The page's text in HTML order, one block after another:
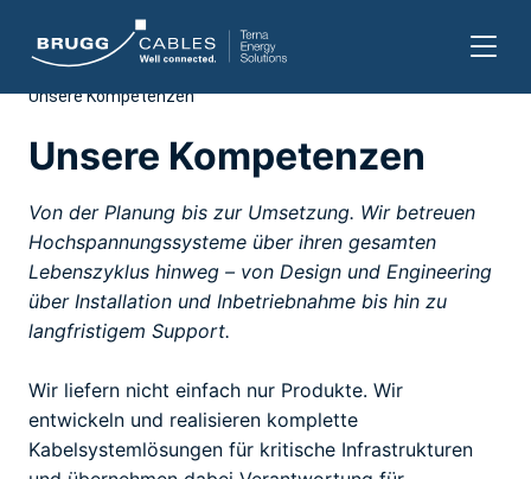
Zum
springen
Unsere Kompetenzen
Unsere Kompetenzen
Von der Planung bis zur Umsetzung. Wir betreuen
Hochspannungssysteme über ihren gesamten
Lebenszyklus hinweg – von Design und Engineering
über Installation und Inbetriebnahme bis hin zu
langfristigem Support.
Wir liefern nicht einfach nur Produkte. Wir
entwickeln und realisieren komplette
Kabelsystemlösungen für kritische Infrastrukturen